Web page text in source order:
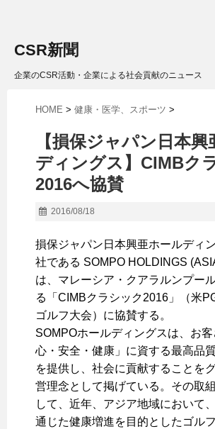
CSR新聞
企業のCSR活動・企業による社会貢献のニュース
HOME > 健康・医学、スポーツ >
【損保ジャパン日本
ディングス】CIMBク
2016へ協賛
2016/08/18
損保ジャパン日本興亜ホールディ
社である SOMPO HOLDINGS
は、マレーシア・クアラルンプー
る「CIMBクラシック2016」（米
ゴルフ大会）に協賛する。
SOMPOホールディングスは、お
心・安全・健康」に資する最高品
を提供し、社会に貢献することを
営理念として掲げている。その取
して、近年、アジア地域において
通じた健康増進を目的としたゴル